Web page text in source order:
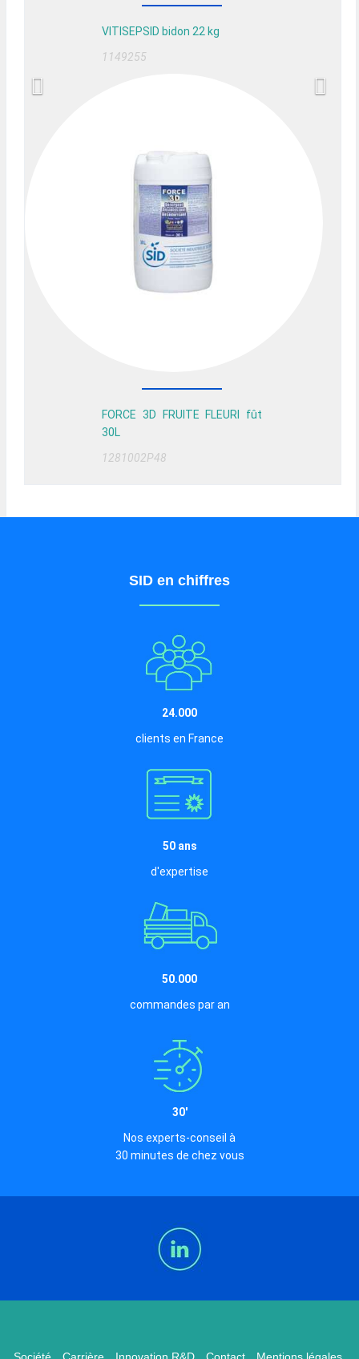
VITISEPSID bidon 22 kg
1149255
FORCE 3D FRUITE FLEURI fût
30L
1281002P48
SID en chiffres
24.000
clients en France
50 ans
d'expertise
50.000
commandes par an
30'
Nos experts-conseil à
30 minutes de chez vous